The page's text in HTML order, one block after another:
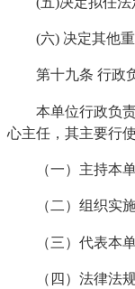
(六) 决定其他重
第十九条 行政负
本单位行政负责
心主任，其主要行
（一）主持本单
（二）组织实施
（三）代表本单
（四）法律法规